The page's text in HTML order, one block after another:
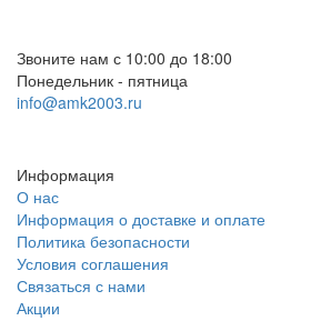
Звоните нам с 10:00 до 18:00
Понедельник - пятница
info@amk2003.ru
Информация
О нас
Информация о доставке и оплате
Политика безопасности
Условия соглашения
Связаться с нами
Акции